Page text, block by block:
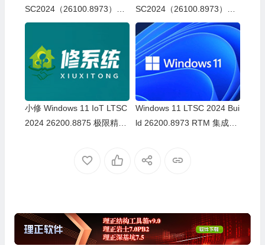
SC2024（26100.8973）X6
4 纯净[深度精简版][1.63G]
SC2024（26100.8973）X6
4 无更新[纯净精简版][2.72
G](2026.7.30) 集成运行库、
修复DirectX
小修 Windows 11 IoT LTSC
2024 26200.8875 极限精简
Windows 11 LTSC 2024 Bui
ld 26200.8973 RTM 集成更